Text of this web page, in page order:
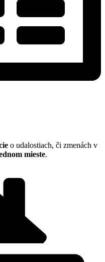
o udalostiach, či zmenách v
mieste.